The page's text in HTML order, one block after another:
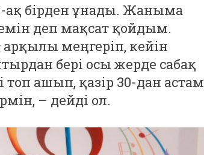
ақ бірден ұнады. Жаныма
деп мақсат қойдым.
меңгеріп, кейін
бері осы жерде сабақ
топ ашып, қазір 30-дан астам
– дейді ол.